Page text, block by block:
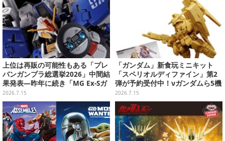
上位は再販の可能性もある「プレ
バンガンプラ総選挙2026」中間結
果発表―昨年に続き「MG Ex-Sガ
ンダム/Sガンダム」が強い！TOP
20も注目
2026.7.15
「ガンダム」新食玩ミニキット
「スペリオルディファイン」第2
弾が予約受付中！νガンダムら5機
体と、コレクションシール全12種
2026.7.15